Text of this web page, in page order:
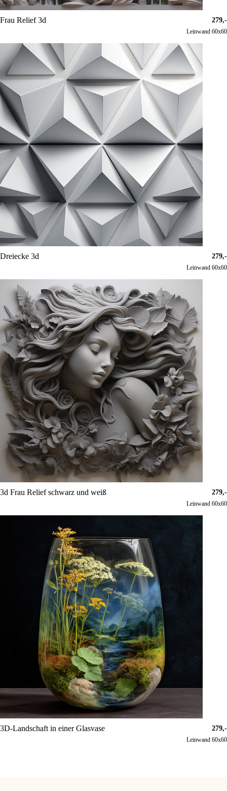
Frau Relief 3d 279,-
Leinwand 60x60
Dreiecke 3d 279,-
Leinwand 60x60
3d Frau Relief schwarz und weiß 279,-
Leinwand 60x60
3D-Landschaft in einer Glasvase 279,-
Leinwand 60x60